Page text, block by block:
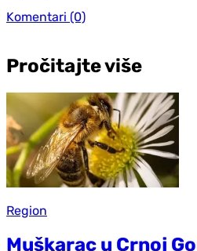
Komentari (0)
Pročitajte više
Region
Muškarac u Crnoj